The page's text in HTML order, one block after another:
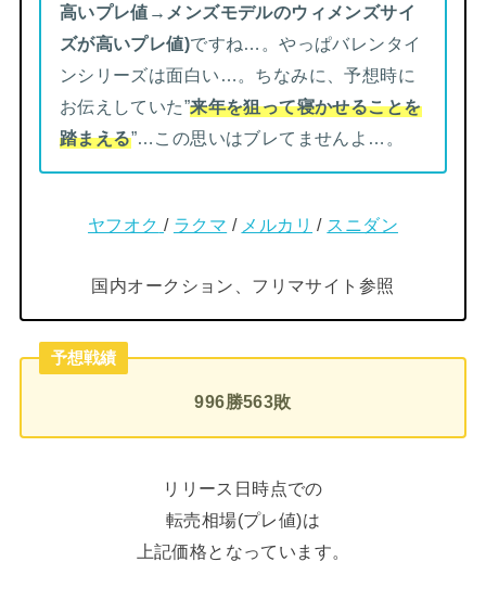
高いプレ値→メンズモデルのウィメンズサイ
ズが高いプレ値)ですね…。やっぱバレンタイ
ンシリーズは面白い…。ちなみに、予想時に
お伝えしていた”来年を狙って寝かせることを
踏まえる”…この思いはブレてませんよ…。
ヤフオク / ラクマ / メルカリ / スニダン
国内オークション、フリマサイト参照
予想戦績
996勝563敗
リリース日時点での
転売相場(プレ値)は
上記価格となっています。